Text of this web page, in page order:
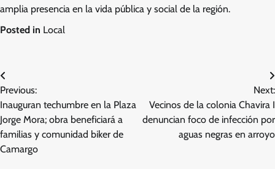
amplia presencia en la vida pública y social de la región.
Posted in Local
Navegación
de
entradas
Previous:
Inauguran techumbre en la Plaza
Jorge Mora; obra beneficiará a
familias y comunidad biker de
Camargo
Next:
Vecinos de la colonia Chavira I
denuncian foco de infección por
aguas negras en arroyo